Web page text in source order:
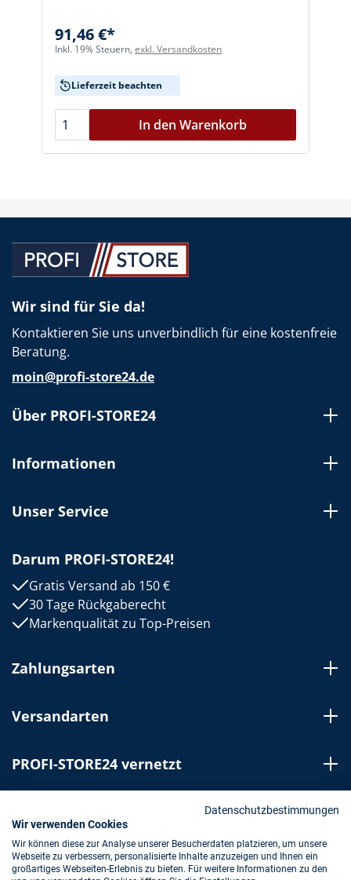
Datenschutzbestimmungen
Wir verwenden Cookies
Wir können diese zur Analyse unserer Besucherdaten platzieren, um unsere
Webseite zu verbessern, personalisierte Inhalte anzuzeigen und Ihnen ein
großartiges Webseiten-Erlebnis zu bieten. Für weitere Informationen zu den
91,46 €*
Inkl. 19% Steuern, exkl. Versandkosten
Lieferzeit beachten
In den Warenkorb
Wir sind für Sie da!
Kontaktieren Sie uns unverbindlich für eine kostenfreie
Beratung.
moin@profi-store24.de
Über PROFI-STORE24
Informationen
Unser Service
Darum PROFI-STORE24!
Gratis Versand ab 150 €
30 Tage Rückgaberecht
Markenqualität zu Top-Preisen
Zahlungsarten
Versandarten
PROFI-STORE24 vernetzt
Bestellung widerrufen
Impressum AGB Datenschutz